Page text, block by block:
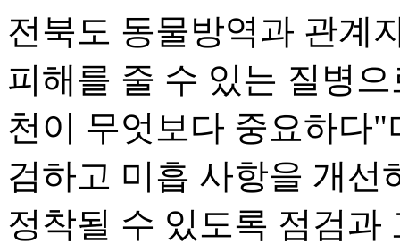
전북도 동물방역과 관계
피해를 줄 수 있는 질병
천이 무엇보다 중요하다
검하고 미흡 사항을 개선
정착될 수 있도록 점검과